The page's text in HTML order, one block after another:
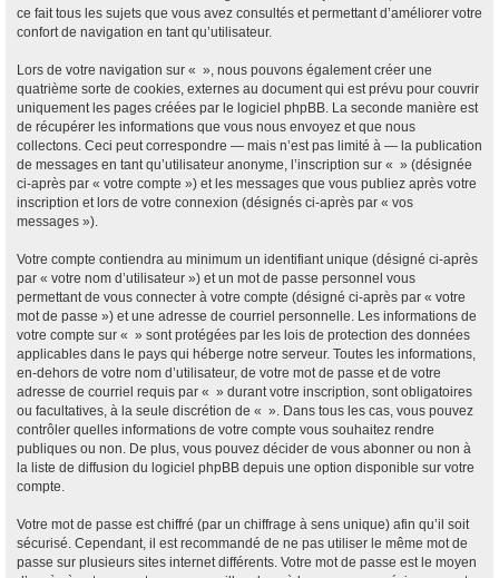
ce fait tous les sujets que vous avez consultés et permettant d’améliorer votre
confort de navigation en tant qu’utilisateur.
Lors de votre navigation sur « », nous pouvons également créer une
quatrième sorte de cookies, externes au document qui est prévu pour couvrir
uniquement les pages créées par le logiciel phpBB. La seconde manière est
de récupérer les informations que vous nous envoyez et que nous
collectons. Ceci peut correspondre — mais n’est pas limité à — la publication
de messages en tant qu’utilisateur anonyme, l’inscription sur « » (désignée
ci-après par « votre compte ») et les messages que vous publiez après votre
inscription et lors de votre connexion (désignés ci-après par « vos
messages »).
Votre compte contiendra au minimum un identifiant unique (désigné ci-après
par « votre nom d’utilisateur ») et un mot de passe personnel vous
permettant de vous connecter à votre compte (désigné ci-après par « votre
mot de passe ») et une adresse de courriel personnelle. Les informations de
votre compte sur « » sont protégées par les lois de protection des données
applicables dans le pays qui héberge notre serveur. Toutes les informations,
en-dehors de votre nom d’utilisateur, de votre mot de passe et de votre
adresse de courriel requis par « » durant votre inscription, sont obligatoires
ou facultatives, à la seule discrétion de « ». Dans tous les cas, vous pouvez
contrôler quelles informations de votre compte vous souhaitez rendre
publiques ou non. De plus, vous pouvez décider de vous abonner ou non à
la liste de diffusion du logiciel phpBB depuis une option disponible sur votre
compte.
Votre mot de passe est chiffré (par un chiffrage à sens unique) afin qu’il soit
sécurisé. Cependant, il est recommandé de ne pas utiliser le même mot de
passe sur plusieurs sites internet différents. Votre mot de passe est le moyen